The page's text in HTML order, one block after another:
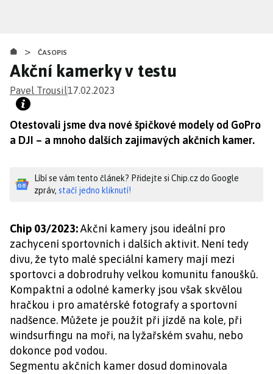
obsahu
> ČASOPIS
Akční kamerky v testu
Pavel Trousil17.02.2023
Otestovali jsme dva nové špičkové modely od GoPro
a DJI – a mnoho dalších zajímavých akčních kamer.
Líbí se vám tento článek? Přidejte si Chip.cz do Google
zpráv, stačí jedno kliknutí!
Chip 03/2023:Akční kamery jsou ideální pro
zachycení sportovních i dalších aktivit. Není tedy
divu, že tyto malé speciální kamery mají mezi
sportovci a dobrodruhy velkou komunitu fanoušků.
Kompaktní a odolné kamerky jsou však skvělou
hračkou i pro amatérské fotografy a sportovní
nadšence. Můžete je použít při jízdě na kole, při
windsurfingu na moři, na lyžařském svahu, nebo
dokonce pod vodou.
Segmentu akčních kamer dosud dominovala